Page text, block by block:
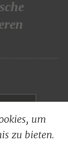
um
zu bieten.